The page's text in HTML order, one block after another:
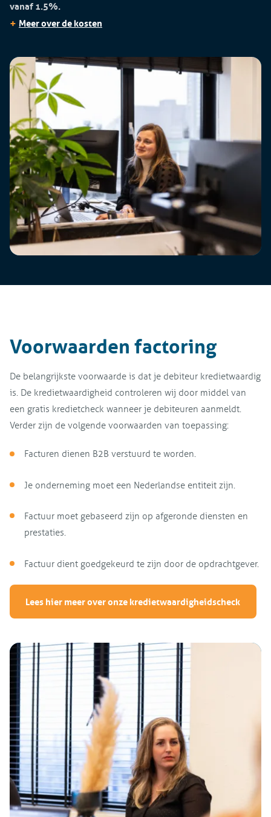
vanaf 1.5%.
+ Meer over de kosten
Voorwaarden factoring
De belangrijkste voorwaarde is dat je debiteur kredietwaardig
is. De kredietwaardigheid controleren wij door middel van
een gratis kredietcheck wanneer je debiteuren aanmeldt.
Verder zijn de volgende voorwaarden van toepassing:
Facturen dienen B2B verstuurd te worden.
Je onderneming moet een Nederlandse entiteit zijn.
Factuur moet gebaseerd zijn op afgeronde diensten en
prestaties.
Factuur dient goedgekeurd te zijn door de opdrachtgever.
Lees hier meer over onze kredietwaardigheidscheck